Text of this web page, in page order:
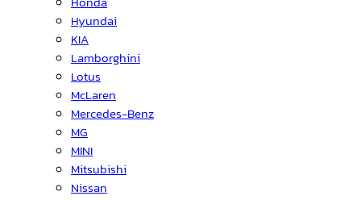
Hyundai
KIA
Lamborghini
Lotus
McLaren
Mercedes-Benz
MG
MINI
Mitsubishi
Nissan